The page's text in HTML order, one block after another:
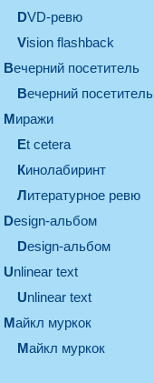
DVD-ревю
Vision flashback
вечерний посетитель
вечерний посетитель
миражи
et cetera
кинолабиринт
литературное ревю
design-альбом
design-альбом
unlinear text
Unlinear text
майкл муркок
майкл муркок